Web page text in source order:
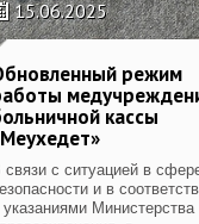
15.06.2025
режим
кассы
связи с ситуацией в
и в
указаниями Министерства